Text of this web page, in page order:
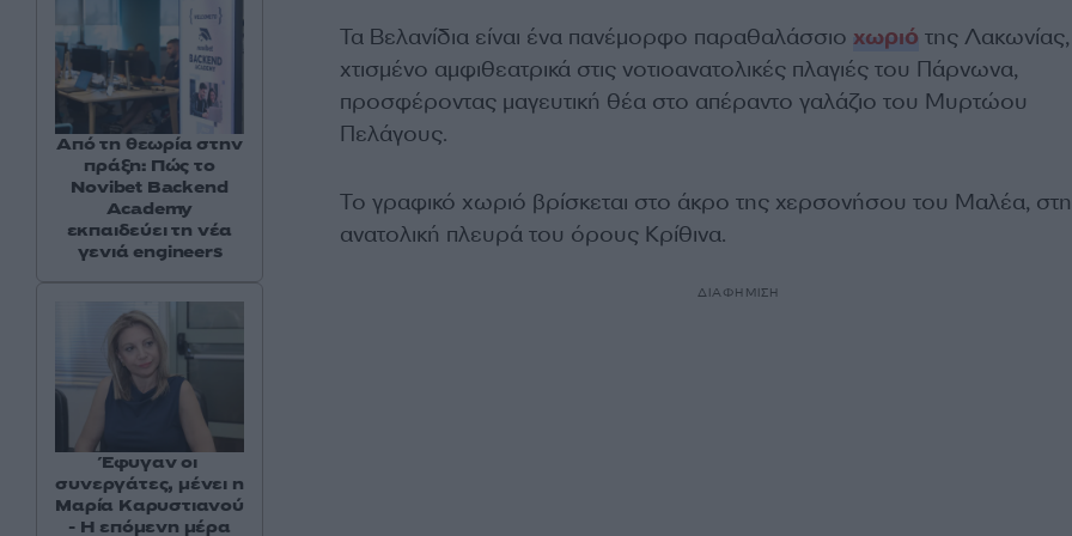
Τα Βελανίδια είναι ένα πανέμορφο παραθαλάσσιο χωριό της Λακωνίας,
χτισμένο αμφιθεατρικά στις νοτιοανατολικές πλαγιές του Πάρνωνα,
προσφέροντας μαγευτική θέα στο απέραντο γαλάζιο του Μυρτώου
Πελάγους.
Το γραφικό χωριό βρίσκεται στο άκρο της χερσονήσου του Μαλέα,
ανατολική πλευρά του όρους Κρίθινα.
ΔΙΑΦΗΜΙΣΗ
Από τη θεωρία στην
πράξη: Πώς το
Novibet Backend
Academy
εκπαιδεύει τη νέα
γενιά engineers
Έφυγαν οι
συνεργάτες, μένει η
Μαρία Καρυστιανού
- Η επόμενη μέρα